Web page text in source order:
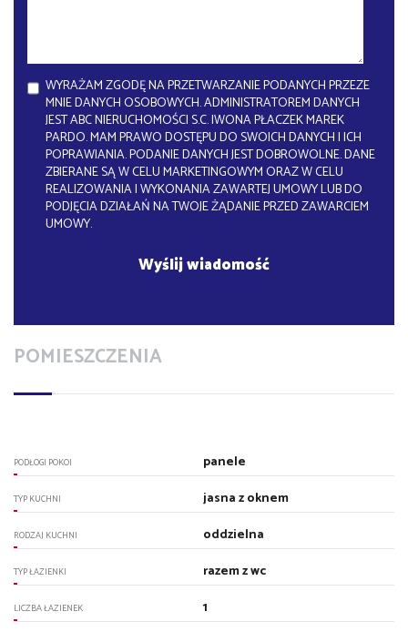
WYRAŻAM ZGODĘ NA PRZETWARZANIE PODANYCH PRZEZE
MNIE DANYCH OSOBOWYCH. ADMINISTRATOREM DANYCH
JEST ABC NIERUCHOMOŚCI S.C. IWONA PŁACZEK MAREK
PARDO. MAM PRAWO DOSTĘPU DO SWOICH DANYCH I ICH
POPRAWIANIA. PODANIE DANYCH JEST DOBROWOLNE. DANE
ZBIERANE SĄ W CELU MARKETINGOWYM ORAZ W CELU
REALIZOWANIA I WYKONANIA ZAWARTEJ UMOWY LUB DO
PODJĘCIA DZIAŁAŃ NA TWOJE ŻĄDANIE PRZED ZAWARCIEM
UMOWY.
POMIESZCZENIA
PODŁOGI POKOI panele
TYP KUCHNI jasna z oknem
RODZAJ KUCHNI oddzielna
TYP ŁAZIENKI razem z wc
LICZBA ŁAZIENEK 1